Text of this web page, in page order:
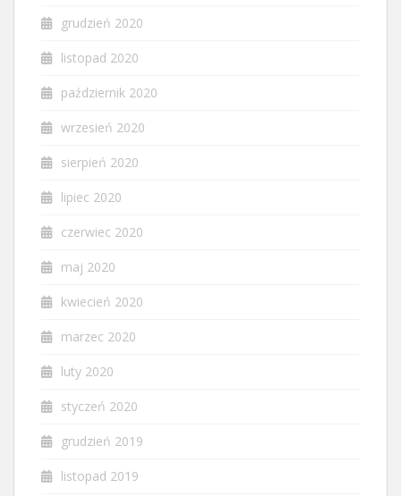
grudzień 2020
listopad 2020
październik 2020
wrzesień 2020
sierpień 2020
lipiec 2020
czerwiec 2020
maj 2020
kwiecień 2020
marzec 2020
luty 2020
styczeń 2020
grudzień 2019
listopad 2019